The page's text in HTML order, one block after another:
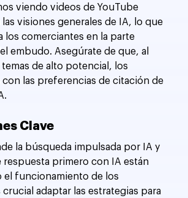
viendo videos de YouTube
visiones generales de IA, lo que
los comerciantes en la parte
embudo. Asegúrate de que, al
de alto potencial, los
con las preferencias de citación de
Clave
la búsqueda impulsada por IA y
respuesta primero con IA están
el funcionamiento de los
crucial adaptar las estrategias para